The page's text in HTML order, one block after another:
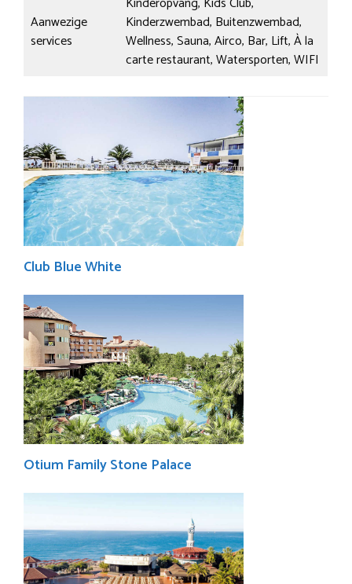
Aanwezige
services
Kinderzwembad, Buitenzwembad,
Wellness, Sauna, Airco, Bar, Lift, À la
carte restaurant, Watersporten, WIFI
Club Blue White
Otium Family Stone Palace